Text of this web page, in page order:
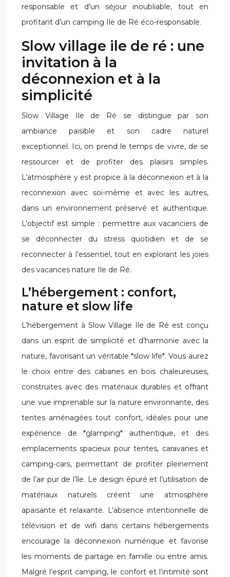
responsable et d’un séjour inoubliable, tout en
profitant d’un camping Ile de Ré éco-responsable.
Slow village ile de ré : une
invitation à la
déconnexion et à la
simplicité
Slow Village Ile de Ré se distingue par son
ambiance paisible et son cadre naturel
exceptionnel. Ici, on prend le temps de vivre, de se
ressourcer et de profiter des plaisirs simples.
L’atmosphère y est propice à la déconnexion et à la
reconnexion avec soi-même et avec les autres,
dans un environnement préservé et authentique.
L’objectif est simple : permettre aux vacanciers de
se déconnecter du stress quotidien et de se
reconnecter à l’essentiel, tout en explorant les joies
des vacances nature Ile de Ré.
L’hébergement : confort,
nature et slow life
L’hébergement à Slow Village Ile de Ré est conçu
dans un esprit de simplicité et d’harmonie avec la
nature, favorisant un véritable *slow life*. Vous aurez
le choix entre des cabanes en bois chaleureuses,
construites avec des matériaux durables et offrant
une vue imprenable sur la nature environnante, des
tentes aménagées tout confort, idéales pour une
expérience de *glamping* authentique, et des
emplacements spacieux pour tentes, caravanes et
camping-cars, permettant de profiter pleinement
de l’air pur de l’île. Le design épuré et l’utilisation de
matériaux naturels créent une atmosphère
apaisante et relaxante. L’absence intentionnelle de
télévision et de wifi dans certains hébergements
encourage la déconnexion numérique et favorise
les moments de partage en famille ou entre amis.
Malgré l’esprit camping, le confort et l’intimité sont